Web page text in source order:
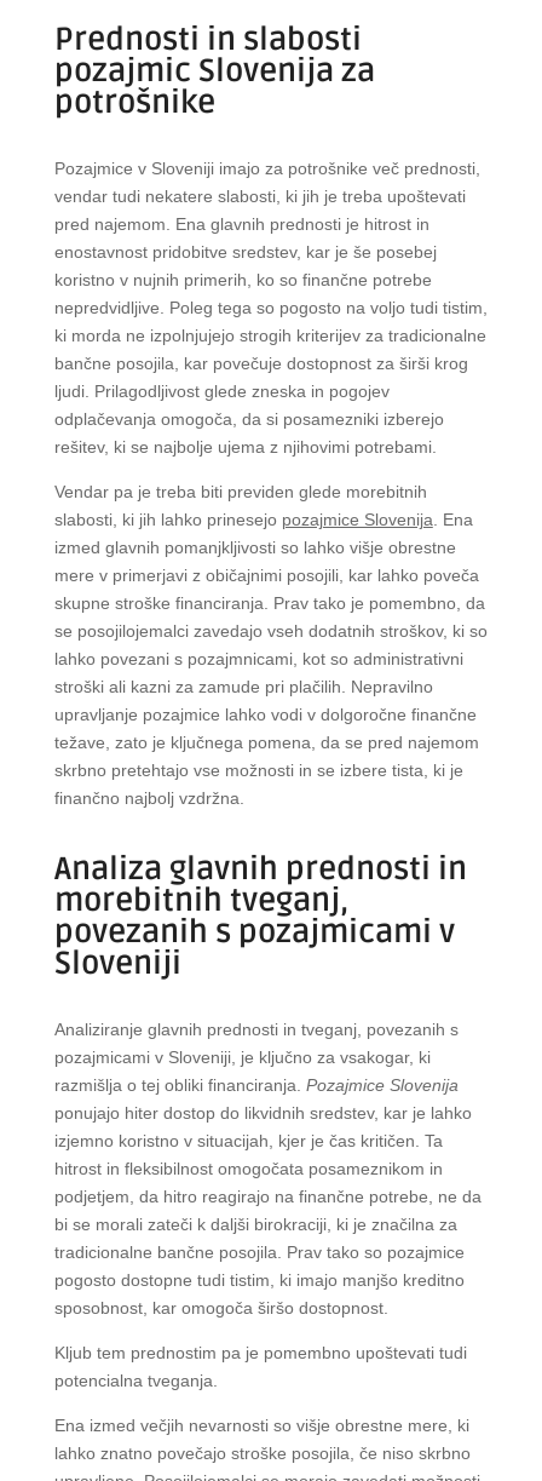
Prednosti in slabosti
pozajmic Slovenija za
potrošnike
Pozajmice v Sloveniji imajo za potrošnike več prednosti,
vendar tudi nekatere slabosti, ki jih je treba upoštevati
pred najemom. Ena glavnih prednosti je hitrost in
enostavnost pridobitve sredstev, kar je še posebej
koristno v nujnih primerih, ko so finančne potrebe
nepredvidljive. Poleg tega so pogosto na voljo tudi tistim,
ki morda ne izpolnjujejo strogih kriterijev za tradicionalne
bančne posojila, kar povečuje dostopnost za širši krog
ljudi. Prilagodljivost glede zneska in pogojev
odplačevanja omogoča, da si posamezniki izberejo
rešitev, ki se najbolje ujema z njihovimi potrebami.
Vendar pa je treba biti previden glede morebitnih
slabosti, ki jih lahko prinesejo pozajmice Slovenija . Ena
izmed glavnih pomanjkljivosti so lahko višje obrestne
mere v primerjavi z običajnimi posojili, kar lahko poveča
skupne stroške financiranja. Prav tako je pomembno, da
se posojilojemalci zavedajo vseh dodatnih stroškov, ki so
lahko povezani s pozajmnicami, kot so administrativni
stroški ali kazni za zamude pri plačilih. Nepravilno
upravljanje pozajmice lahko vodi v dolgoročne finančne
težave, zato je ključnega pomena, da se pred najemom
skrbno pretehtajo vse možnosti in se izbere tista, ki je
finančno najbolj vzdržna.
Analiza glavnih prednosti in
morebitnih tveganj,
povezanih s pozajmicami v
Sloveniji
Analiziranje glavnih prednosti in tveganj, povezanih s
pozajmicami v Sloveniji, je ključno za vsakogar, ki
razmišlja o tej obliki financiranja. Pozajmice Slovenija
ponujajo hiter dostop do likvidnih sredstev, kar je lahko
izjemno koristno v situacijah, kjer je čas kritičen. Ta
hitrost in fleksibilnost omogočata posameznikom in
podjetjem, da hitro reagirajo na finančne potrebe, ne da
bi se morali zateči k daljši birokraciji, ki je značilna za
tradicionalne bančne posojila. Prav tako so pozajmice
pogosto dostopne tudi tistim, ki imajo manjšo kreditno
sposobnost, kar omogoča širšo dostopnost.
Kljub tem prednostim pa je pomembno upoštevati tudi
potencialna tveganja.
Ena izmed večjih nevarnosti so višje obrestne mere, ki
lahko znatno povečajo stroške posojila, če niso skrbno